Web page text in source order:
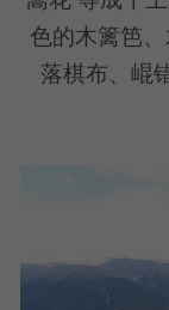
色的木篱笆
落棋布、崐